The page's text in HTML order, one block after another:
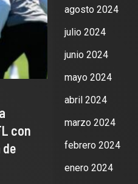
con
agosto 2024
julio 2024
junio 2024
mayo 2024
abril 2024
marzo 2024
febrero 2024
enero 2024